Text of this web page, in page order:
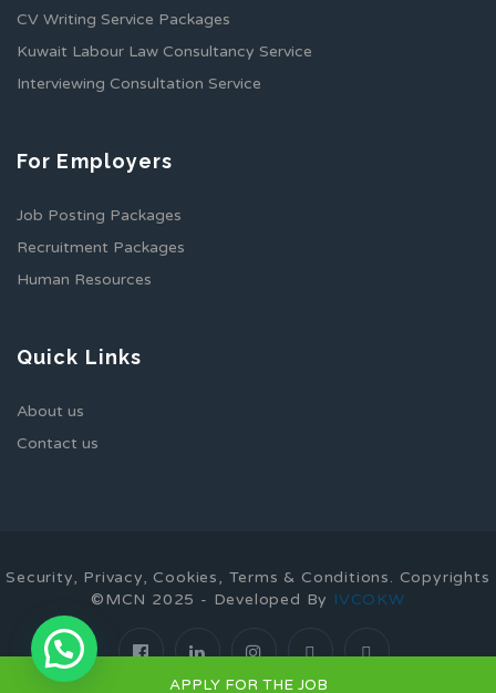
CV Writing Service Packages
Kuwait Labour Law Consultancy Service
Interviewing Consultation Service
For Employers
Job Posting Packages
Recruitment Packages
Human Resources
Quick Links
About us
Contact us
Security, Privacy, Cookies, Terms & Conditions. Copyrights
©MCN 2025 - Developed By IVCOKW
APPLY FOR THE JOB